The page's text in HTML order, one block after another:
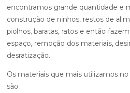
encontramos grande quantidade e
construção de ninhos, restos de
piolhos, baratas, ratos e então
espaço, remoção dos materiais,
desratização.
Os materiais que mais utilizamos
são: